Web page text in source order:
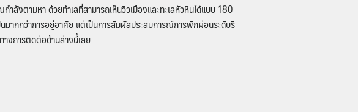
ลังตามหา ด้วยทำเลที่สามารถเห็นวิวเมืองและทะเลหัวหินได้แบบ 180
มากกว่าการอยู่อาศัย แต่เป็นการสัมผัสประสบการณ์การพักผ่อนระดับรี
างการติดต่อด้านล่างนี้เลย